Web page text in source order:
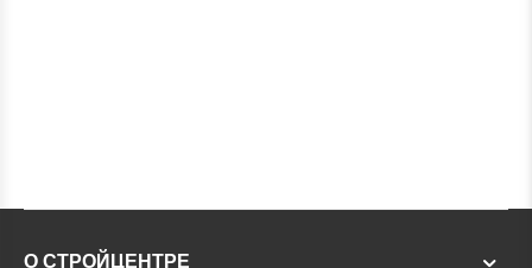
О СТРОЙЦЕНТРЕ